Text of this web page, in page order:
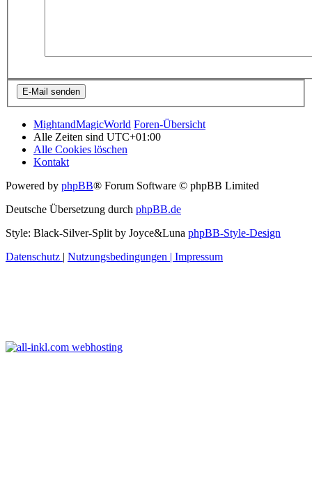
MightandMagicWorld Foren-Übersicht
Alle Zeiten sind UTC+01:00
Alle Cookies löschen
Kontakt
Powered by phpBB® Forum Software © phpBB Limited
Deutsche Übersetzung durch phpBB.de
Style: Black-Silver-Split by Joyce&Luna phpBB-Style-Design
Datenschutz
Nutzungsbedingungen Impressum